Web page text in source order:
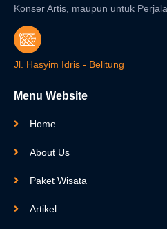
Konser Artis, maupun untuk
Jl. Hasyim Idris - Belitung
Menu Website
Home
About Us
Paket Wisata
Artikel